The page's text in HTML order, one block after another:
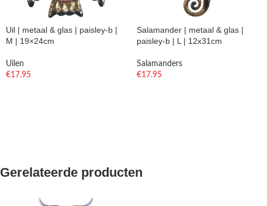
Uil | metaal & glas | paisley-b |
M | 19×24cm
Uilen
€17.95
Salamander | metaal & glas |
paisley-b | L | 12x31cm
Salamanders
€17.95
Gerelateerde producten